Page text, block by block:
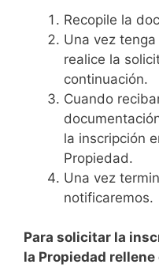
Recopile la
Una vez
realice la
continuación.
Cuando
la inscripción
Propiedad.
Una vez
notificaremos.
Para solicitar la
la Propiedad